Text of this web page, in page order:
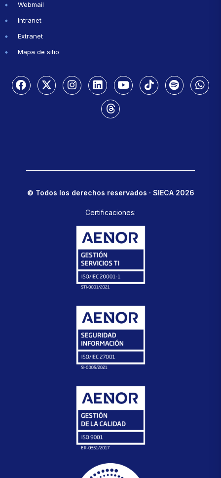
Webmail
Intranet
Extranet
Mapa de sitio
© Todos los derechos reservados · SIECA 2026
Certificaciones: